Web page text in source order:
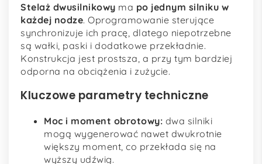
Stelaż dwusilnikowy ma po jednym silniku w
każdej nodze. Oprogramowanie sterujące
synchronizuje ich pracę, dlatego niepotrzebne
są wałki, paski i dodatkowe przekładnie.
Konstrukcja jest prostsza, a przy tym bardziej
odporna na obciążenia i zużycie.
Kluczowe parametry techniczne
Moc i moment obrotowy: dwa silniki
mogą wygenerować nawet dwukrotnie
większy moment, co przekłada się na
wyższy udźwig.